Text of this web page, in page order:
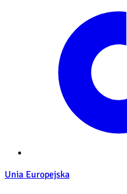
Unia Europejska